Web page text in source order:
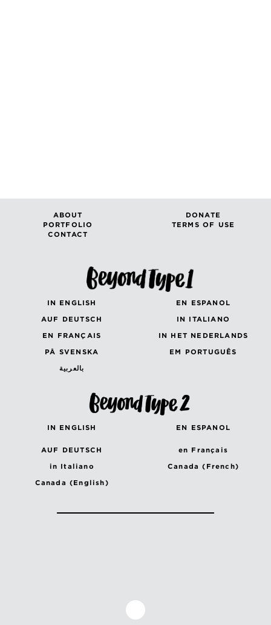
ABOUT
DONATE
PORTFOLIO
TERMS OF USE
CONTACT
IN ENGLISH
EN ESPANOL
AUF DEUTSCH
IN ITALIANO
EN FRANÇAIS
IN HET NEDERLANDS
PÅ SVENSKA
EM PORTUGUÊS
بالعربية
IN ENGLISH EN ESPANOL
AUF DEUTSCH
en Français
in Italiano
Canada (French)
Canada (English)